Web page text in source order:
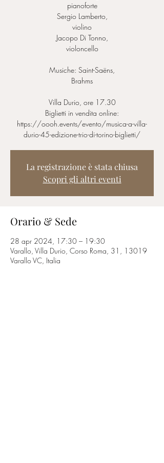
pianoforte
Sergio Lamberto,
violino
Jacopo Di Tonno,
violoncello
Musiche: Saint-Saëns,
Brahms
Villa Durio, ore 17.30
Biglietti in vendita online:
https://oooh.events/evento/musica-a-villa-
durio-45-edizione-trio-di-torino-biglietti/
La registrazione è stata chiusa
Scopri gli altri eventi
Orario & Sede
28 apr 2024, 17:30 – 19:30
Varallo, Villa Durio, Corso Roma, 31, 13019
Varallo VC, Italia